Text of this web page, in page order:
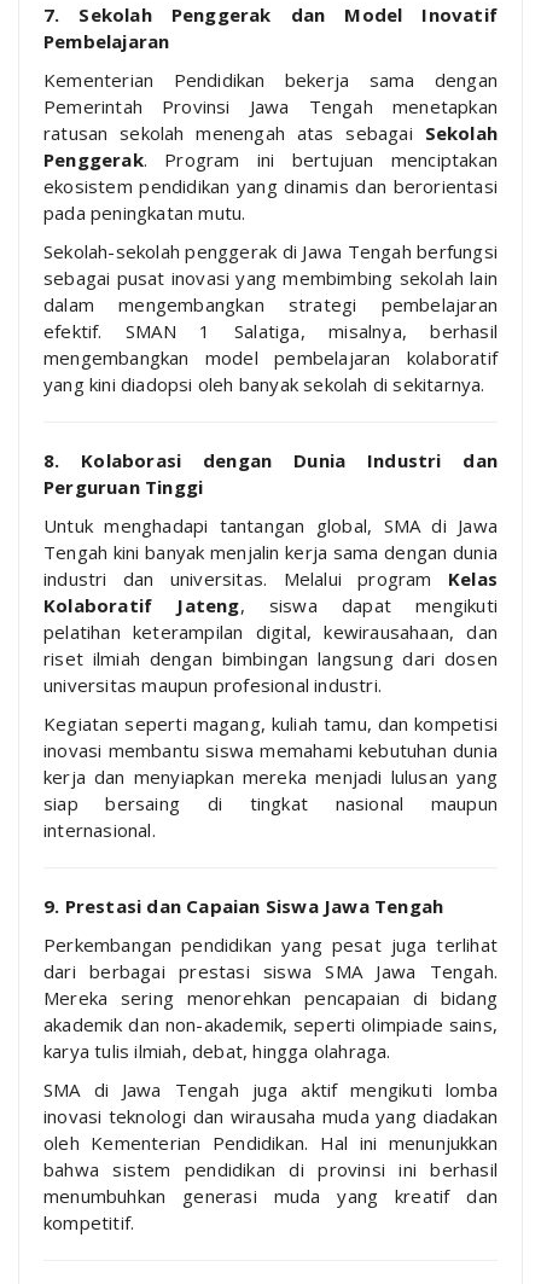
7. Sekolah Penggerak dan Model Inovatif
Pembelajaran
Kementerian Pendidikan bekerja sama dengan
Pemerintah Provinsi Jawa Tengah menetapkan
ratusan sekolah menengah atas sebagai Sekolah
Penggerak. Program ini bertujuan menciptakan
ekosistem pendidikan yang dinamis dan berorientasi
pada peningkatan mutu.
Sekolah-sekolah penggerak di Jawa Tengah berfungsi
sebagai pusat inovasi yang membimbing sekolah lain
dalam mengembangkan strategi pembelajaran
efektif. SMAN 1 Salatiga, misalnya, berhasil
mengembangkan model pembelajaran kolaboratif
yang kini diadopsi oleh banyak sekolah di sekitarnya.
8. Kolaborasi dengan Dunia Industri dan
Perguruan Tinggi
Untuk menghadapi tantangan global, SMA di Jawa
Tengah kini banyak menjalin kerja sama dengan dunia
industri dan universitas. Melalui program Kelas
Kolaboratif Jateng, siswa dapat mengikuti
pelatihan keterampilan digital, kewirausahaan, dan
riset ilmiah dengan bimbingan langsung dari dosen
universitas maupun profesional industri.
Kegiatan seperti magang, kuliah tamu, dan kompetisi
inovasi membantu siswa memahami kebutuhan dunia
kerja dan menyiapkan mereka menjadi lulusan yang
siap bersaing di tingkat nasional maupun
internasional.
9. Prestasi dan Capaian Siswa Jawa Tengah
Perkembangan pendidikan yang pesat juga terlihat
dari berbagai prestasi siswa SMA Jawa Tengah.
Mereka sering menorehkan pencapaian di bidang
akademik dan non-akademik, seperti olimpiade sains,
karya tulis ilmiah, debat, hingga olahraga.
SMA di Jawa Tengah juga aktif mengikuti lomba
inovasi teknologi dan wirausaha muda yang diadakan
oleh Kementerian Pendidikan. Hal ini menunjukkan
bahwa sistem pendidikan di provinsi ini berhasil
menumbuhkan generasi muda yang kreatif dan
kompetitif.